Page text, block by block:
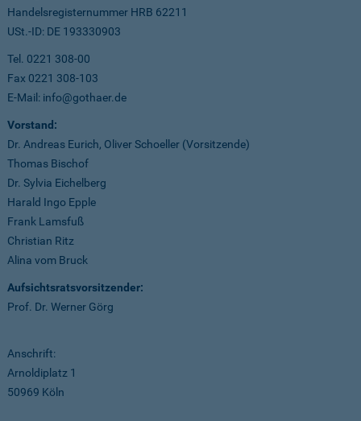
Handelsregisternummer HRB 62211
USt.-ID: DE 193330903
Tel. 0221 308-00
Fax 0221 308-103
E-Mail: info@gothaer.de
Vorstand:
Dr. Andreas Eurich, Oliver Schoeller (Vorsitzende)
Thomas Bischof
Dr. Sylvia Eichelberg
Harald Ingo Epple
Frank Lamsfuß
Christian Ritz
Alina vom Bruck
Aufsichtsratsvorsitzender:
Prof. Dr. Werner Görg
Anschrift:
Arnoldiplatz 1
50969 Köln